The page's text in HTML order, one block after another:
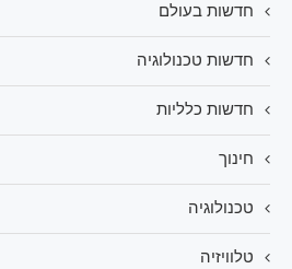
חדשות בעולם
חדשות טכנולוגיה
חדשות כלליות
חינוך
טכנולוגיה
טלוויזיה